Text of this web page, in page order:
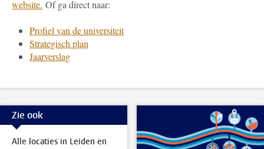
website. Of ga direct naar:
Profiel van de universiteit
Strategisch plan
Jaarverslag
Zie ook
Alle locaties in Leiden en